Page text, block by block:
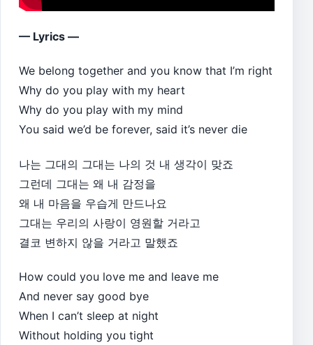
— Lyrics —
We belong together and you know that I’m right
Why do you play with my heart
Why do you play with my mind
You said we’d be forever, said it’s never die
나는 그대의 그대는 나의 것 내 생각이 맞죠
그런데 그대는 왜 내 감정을
왜 내 마음을 우습게 만드나요
그대는 우리의 사랑이 영원할 거라고
결코 변하지 않을 거라고 말했죠
How could you love me and leave me
And never say good bye
When I can’t sleep at night
Without holding you tight